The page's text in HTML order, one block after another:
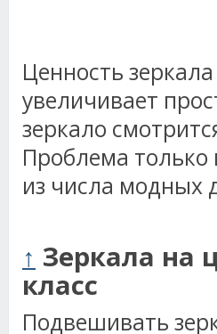
Ценность
увеличивает
зеркало
Проблема только
из числа модных
↑ Зеркала на
класс
Подвешивать